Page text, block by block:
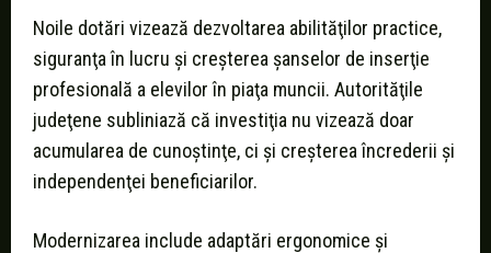
Noile dotări vizează dezvoltarea abilităţilor practice,
siguranţa în lucru şi creşterea şanselor de inserţie
profesională a elevilor în piaţa muncii. Autorităţile
judeţene subliniază că investiţia nu vizează doar
acumularea de cunoştinţe, ci şi creşterea încrederii şi
independenţei beneficiarilor.
Modernizarea include adaptări ergonomice şi